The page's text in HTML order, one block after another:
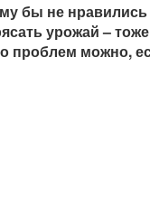
бы не
урожай –
проблем можно,